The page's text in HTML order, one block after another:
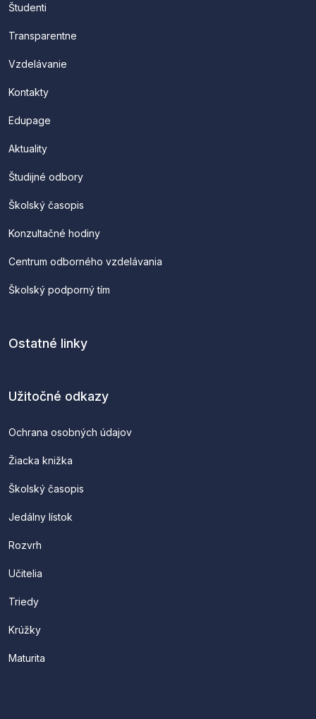
Študenti
Transparentne
Vzdelávanie
Kontakty
Edupage
Aktuality
Študijné odbory
Školský časopis
Konzultačné hodiny
Centrum odborného vzdelávania
Školský podporný tím
Ostatné linky
Užitočné odkazy
Ochrana osobných údajov
Žiacka knižka
Školský časopis
Jedálny lístok
Rozvrh
Učitelia
Triedy
Krúžky
Maturita